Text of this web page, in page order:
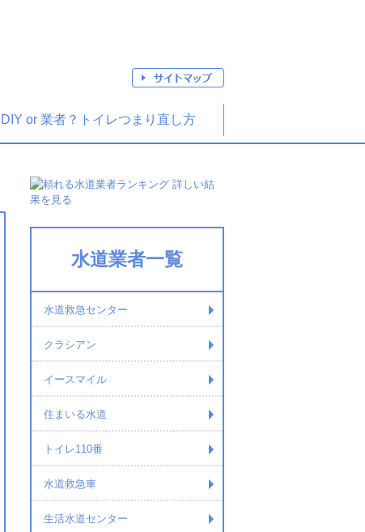
DIY or 業者？トイレつまり直し方
水道業者一覧
水道救急センター
クラシアン
イースマイル
住まいる水道
トイレ110番
水道救急車
生活水道センター